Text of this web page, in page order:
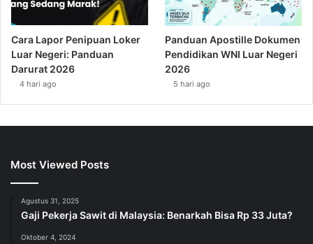
Cara Lapor Penipuan Loker
Luar Negeri: Panduan
Darurat 2026
4 hari ago
Panduan Apostille Dokumen
Pendidikan WNI Luar Negeri
2026
5 hari ago
Most Viewed Posts
Agustus 31, 2025
Gaji Pekerja Sawit di Malaysia: Benarkah Bisa Rp 33 Juta?
Oktober 4, 2024